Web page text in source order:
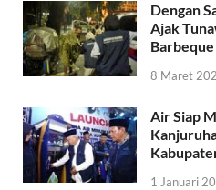
Dengan
Ajak
Barbeque
8 Maret
Air Siap
1 Januari